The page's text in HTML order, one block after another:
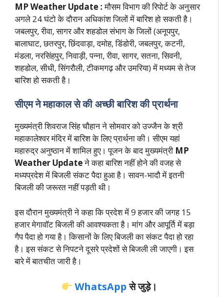
MP Weather Update :मौसम विभाग की रिपोर्ट के अनुसार
अगले 24 घंटो के दौरान अधिकांश जिलों में बारिश हो सकती है।
जबलपुर, रीवा, सागर और शहडोल संभाग के जिलों (अनूपपुर,
बालाघाट, छतरपुर, छिंदवाड़ा, दमोह, डिंडोरी, जबलपुर, कटनी,
मंडला, नरसिंहपुर, निवाड़ी, पन्ना, रीवा, सागर, सतना, सिवनी,
शहडोल, सीधी, सिंगरौली, टीकमगढ़ और उमरिया) में मध्यम से तेज
बारिश हो सकती है।
सीएम ने महाकाल से की अच्छी बारिश की प्रार्थना
मुख्यमंत्री शिवराज सिंह चौहान ने सोमवार को उज्जैन के श्री
महाकालेश्वर मंदिर में बारिश के लिए प्रार्थना की। सीएम यहां
महारुद्र अनुष्ठान में शामिल हुए। पूजन के बाद मुख्यमंत्री MP
Weather Updateने कहा बारिश नहीं होने की वजह से
मध्यप्रदेश में बिजली संकट पैदा हुआ है। सावन-भादौ में इतनी
बिजली की जरूरत नहीं पड़ती थी।
इस दौरान मुख्यमंत्री ने कहा कि प्रदेश में 9 हजार की जगह 15
हजार मेगावॉट बिजली की आवश्यकता है। मांग और आपूर्ति में बड़ा
गैप पैदा हो गया है। किसानों के लिए बिजली का संकट पैदा हो रहा
है। इस संकट से निपटने दूसरे प्रदेशों से बिजली ली जाएगी। इस
बारे में बातचीत जारी है।
WhatsApp से जुड़े।